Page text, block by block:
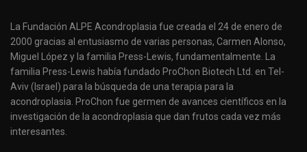
La Fundación ALPE Acondroplasia fue creada el 24 de enero de
2000 gracias al entusiasmo de varias personas, Carmen Alonso,
Miguel López y la familia Press-Lewis, fundamentalmente. La
familia Press-Lewis había fundado ProChon Biotech Ltd. en Tel-
Aviv (Israel) para la búsqueda de una terapia para la
acondroplasia. ProChon fue germen de avances científicos en la
investigación de la acondroplasia que dan frutos cada vez más
interesantes.